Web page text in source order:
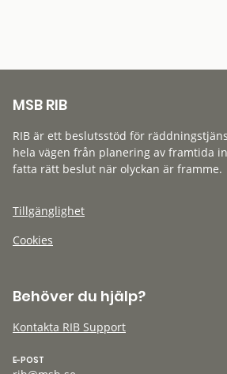
MSB RIB
RIB är ett beslutsstöd för
hela vägen från planering av framtida
fatta rätt beslut när olyckan är framme.
Tillgänglighet
Cookies
Behöver du hjälp?
Kontakta RIB Support
E-POST